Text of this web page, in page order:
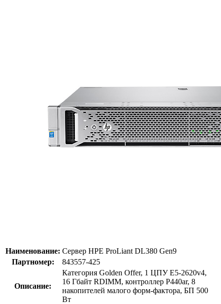
Наименование: Сервер HPE ProLiant DL380 Gen9
Партномер:
843557-425
Описание:
Категория Golden Offer, 1 ЦПУ E5-2620v4,
16 Гбайт RDIMM, контроллер P440ar, 8
накопителей малого форм-фактора, БП 500
Вт